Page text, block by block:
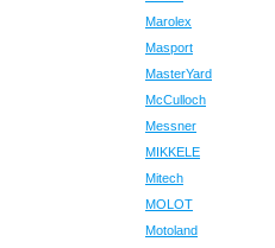
Marolex
Masport
MasterYard
McCulloch
Messner
MIKKELE
Mitech
MOLOT
Motoland